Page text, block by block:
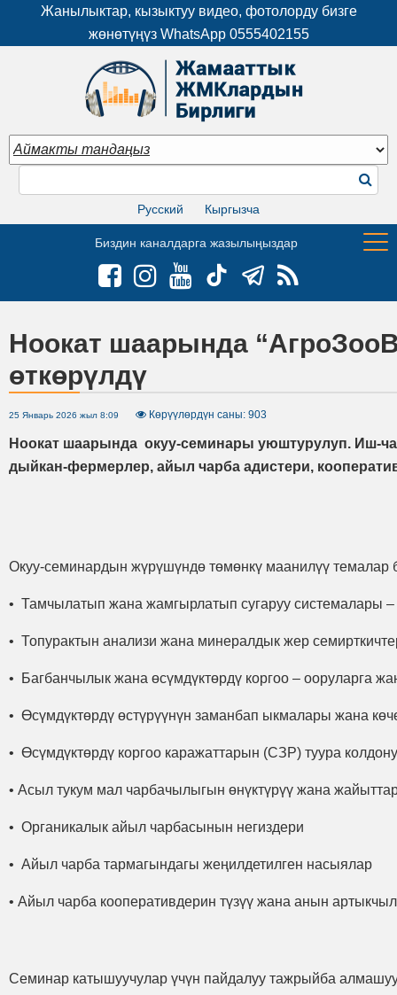
Жанылыктар, кызыктуу видео, фотолорду бизге
жөнөтүңүз WhatsApp 0555402155
Русский Кыргызча
Биздин каналдарга жазылыңыздар
Ноокат шаарында
өткөрүлдү
25 Январь 2026 жыл 8:09 Көрүүлөрдүн саны: 903
Ноокат шаарында окуу-семинары уюштурулуп. Иш-
дыйкан-фермерлер, айыл чарба адистери,
Окуу-семинардын жүрүшүндө төмөнкү маанилүү
• Тамчылатып жана жамгырлатып сугаруу системалары –
• Топурактын анализи жана минералдык жер
• Багбанчылык жана өсүмдүктөрдү коргоо – ооруларга
• Өсүмдүктөрдү өстүрүүнүн заманбап ыкмалары жана
• Өсүмдүктөрдү коргоо каражаттарын (СЗР) туура
• Асыл тукум мал чарбачылыгын өнүктүрүү жана
• Органикалык айыл чарбасынын негиздери
• Айыл чарба тармагындагы жеңилдетилген насыялар
• Айыл чарба кооперативдерин түзүү жана анын
Семинар катышуучулар үчүн пайдалуу тажрыйба